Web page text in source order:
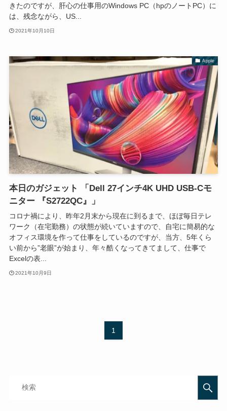
きたのですが、肝心の仕事用のWindows PC（hpのノートPC）に
は、残念ながら、US...
2021年10月10日
Apple
本日のガジェット 「Dell 27インチ4K UHD USB-Cモ
ニター 『S2722QC』」
コロナ禍により、昨年2月末から現在に到るまで、ほぼ毎日テレ
ワーク（在宅勤務）の状態が続いていますので、自宅に簡易的な
オフィス環境を作って仕事をしているのですが、当方、5年くら
い前から”老眼”が始まり、年々酷くなってきてまして、仕事で
Excelの表...
2021年10月9日
1